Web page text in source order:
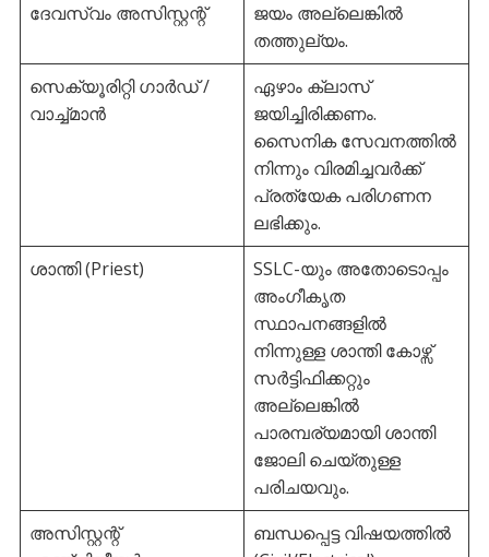
ദേവസ്വം അസിസ്റ്റന്റ്
ജയം അല്ലെങ്കിൽ
തത്തുല്യം.
സെക്യൂരിറ്റി ഗാർഡ് /
വാച്ച്മാൻ
ഏഴാം ക്ലാസ്
ജയിച്ചിരിക്കണം.
സൈനിക സേവനത്തിൽ
നിന്നും വിരമിച്ചവർക്ക്
പ്രത്യേക പരിഗണന
ലഭിക്കും.
ശാന്തി (Priest)
SSLC-യും അതോടൊപ്പം
അംഗീകൃത
സ്ഥാപനങ്ങളിൽ
നിന്നുള്ള ശാന്തി കോഴ്സ്
സർട്ടിഫിക്കറ്റും
അല്ലെങ്കിൽ
പാരമ്പര്യമായി ശാന്തി
ജോലി ചെയ്തുള്ള
പരിചയവും.
അസിസ്റ്റന്റ്
ബന്ധപ്പെട്ട വിഷയത്തിൽ